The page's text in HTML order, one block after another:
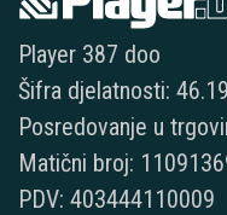
Player 387 doo
Šifra djelatnosti: 46.19
Posredovanje u
Matični broj:
PDV: 403444110009